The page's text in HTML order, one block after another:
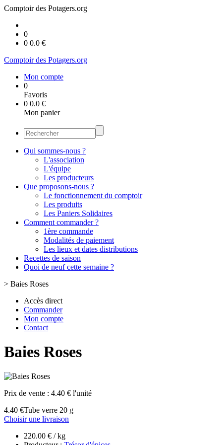
Comptoir des Potagers.org
0
0 0.0 €
Comptoir des Potagers.org
Mon compte
0
Favoris
0 0.0 €
Mon panier
Qui sommes-nous ?
L'association
L'équipe
Les producteurs
Que proposons-nous ?
Le fonctionnement du comptoir
Les produits
Les Paniers Solidaires
Comment commander ?
1ère commande
Modalités de paiement
Les lieux et dates distributions
Recettes de saison
Quoi de neuf cette semaine ?
> Baies Roses
Accès direct
Commander
Mon compte
Contact
Baies Roses
Prix de vente : 4.40 € l'unité
4.40 €Tube verre 20 g
Choisir une livraison
220.00 € / kg